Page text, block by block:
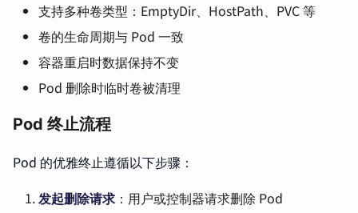
支持多种卷类型：EmptyDir、HostPath、PVC 等
卷的生命周期与 Pod 一致
容器重启时数据保持不变
Pod 删除时临时卷被清理
Pod 终止流程
Pod 的优雅终止遵循以下步骤：
发起删除请求 ：用户或控制器请求删除 Pod